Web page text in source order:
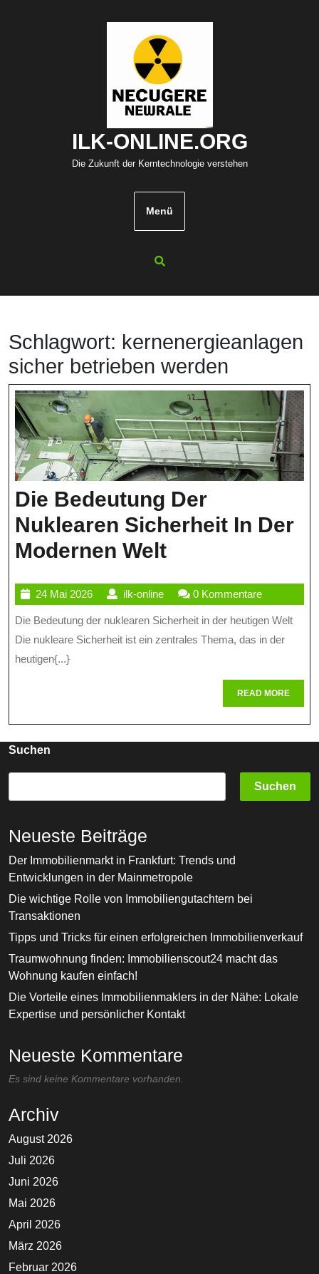
ILK-ONLINE.ORG
Die Zukunft der Kerntechnologie verstehen
Menü
Schlagwort: kernenergieanlagen
sicher betrieben werden
Die Bedeutung Der
Nuklearen Sicherheit In Der
Modernen WeltDie
Der
Nuklearen
Sicherheit
Modernen
24 Mai 202624
Mai
2026
ilk-onlineilk-
online
0 Kommentare
Die Bedeutung der nuklearen Sicherheit in der heutigen Welt
Die nukleare Sicherheit ist ein zentrales Thema, das in der
heutigen{...}
READ MOREREAD
MORE
Suchen
Suchen
Neueste Beiträge
Der Immobilienmarkt in Frankfurt: Trends und
Entwicklungen in der Mainmetropole
Die wichtige Rolle von Immobiliengutachtern bei
Transaktionen
Tipps und Tricks für einen erfolgreichen Immobilienverkauf
Traumwohnung finden: Immobilienscout24 macht das
Wohnung kaufen einfach!
Die Vorteile eines Immobilienmaklers in der Nähe: Lokale
Expertise und persönlicher Kontakt
Neueste Kommentare
Es sind keine Kommentare vorhanden.
Archiv
August 2026
Juli 2026
Juni 2026
Mai 2026
April 2026
März 2026
Februar 2026